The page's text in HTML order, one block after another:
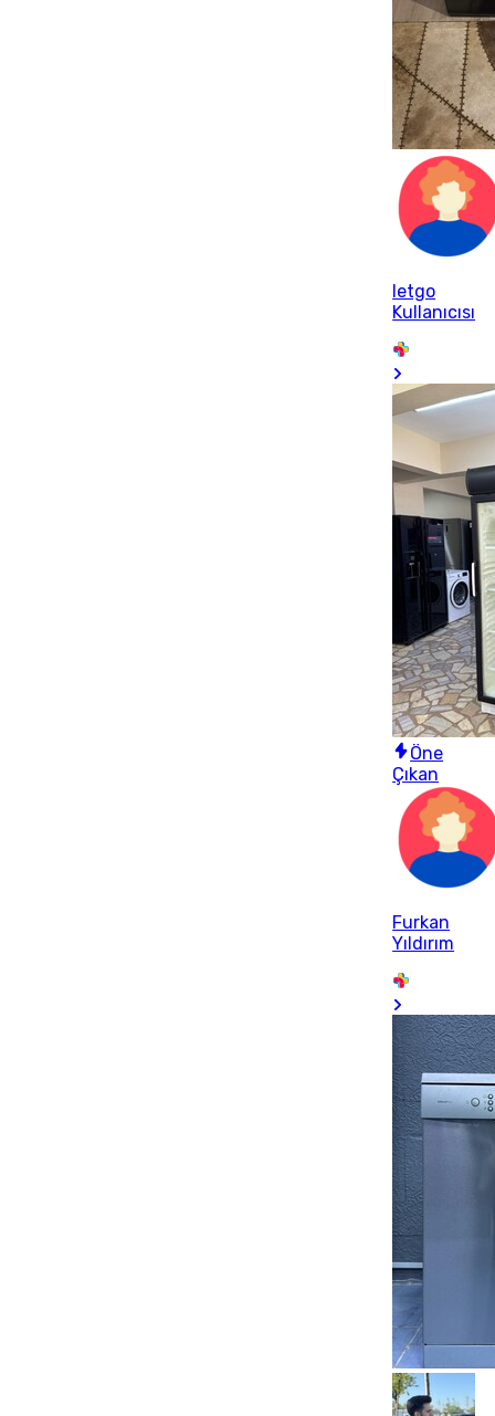
letgo
Kullanıcısı
Öne
Çıkan
Furkan
Yıldırım